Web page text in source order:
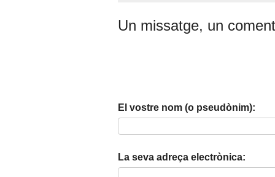
Un missatge, un
El vostre nom (o pseudònim):
La seva adreça electrònica: